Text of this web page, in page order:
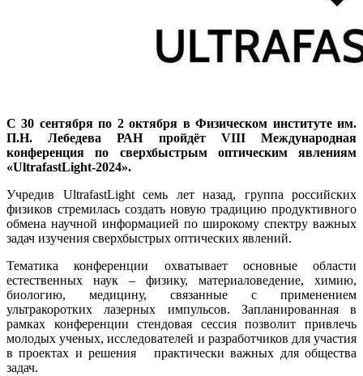
С 30 сентября по 2 октября в Физическом институте им.
П.Н. Лебедева РАН пройдёт VIII Международная
конференция по сверхбыстрым оптическим явлениям
«UltrafastLight-2024».
Учредив UltrafastLight семь лет назад, группа российских
физиков стремилась создать новую традицию продуктивного
обмена научной информацией по широкому спектру важных
задач изучения сверхбыстрых оптических явлений.
Тематика конференции охватывает основные области
естественных наук – физику, материаловедение, химию,
биологию, медицину, связанные с применением
ультракоротких лазерных импульсов. Запланированная в
рамках конференции стендовая сессия позволит привлечь
молодых ученых, исследователей и разработчиков для участия
в проектах и решения практически важных для общества
задач.